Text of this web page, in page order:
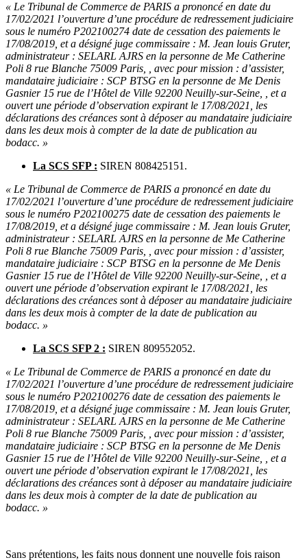
« Le Tribunal de Commerce de PARIS a prononcé en date du
17/02/2021 l’ouverture d’une procédure de redressement judiciaire
sous le numéro P202100274 date de cessation des paiements le
17/08/2019, et a désigné juge commissaire : M. Jean louis Gruter,
administrateur : SELARL AJRS en la personne de Me Catherine
Poli 8 rue Blanche 75009 Paris, , avec pour mission : d’assister,
mandataire judiciaire : SCP BTSG en la personne de Me Denis
Gasnier 15 rue de l’Hôtel de Ville 92200 Neuilly-sur-Seine, , et a
ouvert une période d’observation expirant le 17/08/2021, les
déclarations des créances sont à déposer au mandataire judiciaire
dans les deux mois à compter de la date de publication au
bodacc. »
La SCS SFP : SIREN 808425151.
« Le Tribunal de Commerce de PARIS a prononcé en date du
17/02/2021 l’ouverture d’une procédure de redressement judiciaire
sous le numéro P202100275 date de cessation des paiements le
17/08/2019, et a désigné juge commissaire : M. Jean louis Gruter,
administrateur : SELARL AJRS en la personne de Me Catherine
Poli 8 rue Blanche 75009 Paris, , avec pour mission : d’assister,
mandataire judiciaire : SCP BTSG en la personne de Me Denis
Gasnier 15 rue de l’Hôtel de Ville 92200 Neuilly-sur-Seine, , et a
ouvert une période d’observation expirant le 17/08/2021, les
déclarations des créances sont à déposer au mandataire judiciaire
dans les deux mois à compter de la date de publication au
bodacc. »
La SCS SFP 2 : SIREN 809552052.
« Le Tribunal de Commerce de PARIS a prononcé en date du
17/02/2021 l’ouverture d’une procédure de redressement judiciaire
sous le numéro P202100276 date de cessation des paiements le
17/08/2019, et a désigné juge commissaire : M. Jean louis Gruter,
administrateur : SELARL AJRS en la personne de Me Catherine
Poli 8 rue Blanche 75009 Paris, , avec pour mission : d’assister,
mandataire judiciaire : SCP BTSG en la personne de Me Denis
Gasnier 15 rue de l’Hôtel de Ville 92200 Neuilly-sur-Seine, , et a
ouvert une période d’observation expirant le 17/08/2021, les
déclarations des créances sont à déposer au mandataire judiciaire
dans les deux mois à compter de la date de publication au
bodacc. »
Sans prétentions, les faits nous donnent une nouvelle fois raison